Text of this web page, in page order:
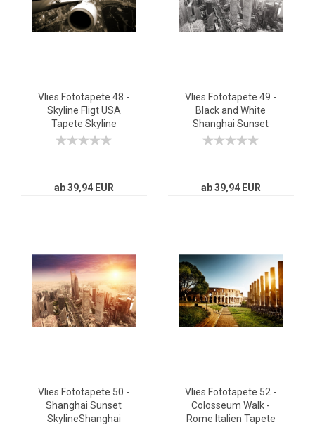
Vlies Fototapete 48 -
Skyline Fligt USA
Tapete Skyline
Flugzeug Urlaub braun
ab 39,94 EUR
Vlies Fototapete 49 -
Black and White
Shanghai Sunset
Skyline Shanghai
ab 39,94 EUR
Vlies Fototapete 50 -
Shanghai Sunset
SkylineShanghai
Vlies Fototapete 52 -
Colosseum Walk -
Rome Italien Tapete